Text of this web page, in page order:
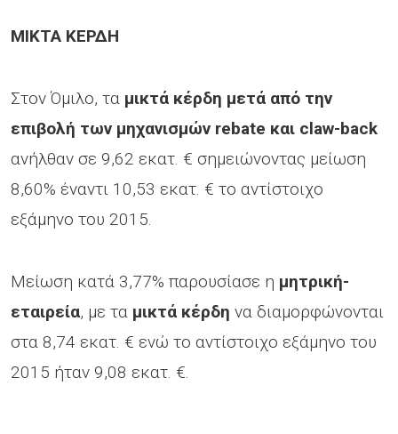
ΜΙΚΤΑ ΚΕΡΔΗ
Στον Όμιλο, τα μικτά κέρδη μετά από την
επιβολή των μηχανισμών rebate και claw-back
ανήλθαν σε 9,62 εκατ. € σημειώνοντας μείωση
8,60% έναντι 10,53 εκατ. € το αντίστοιχο
εξάμηνο του 2015.
Μείωση κατά 3,77% παρουσίασε η μητρική-
εταιρεία, με τα μικτά κέρδη να διαμορφώνονται
στα 8,74 εκατ. € ενώ το αντίστοιχο εξάμηνο του
2015 ήταν 9,08 εκατ. €.